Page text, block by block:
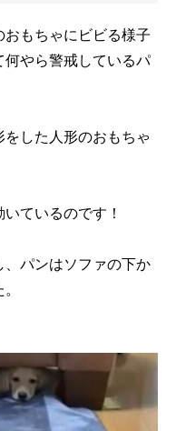
もちゃにビビる様子
やら警戒しているパ
した人形のおもちゃ
ているのです！
パンはソファの下か